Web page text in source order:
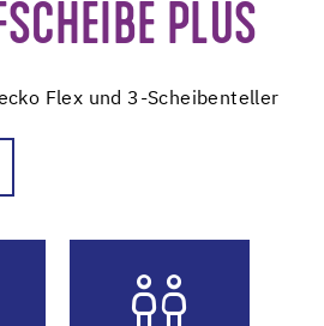
PLUS
Flex und 3-Scheibenteller